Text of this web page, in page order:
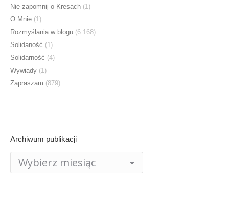
Nie zapomnij o Kresach (1)
O Mnie (1)
Rozmyślania w blogu (6 168)
Solidaność (1)
Solidarność (4)
Wywiady (1)
Zapraszam (879)
Archiwum publikacji
publikacji